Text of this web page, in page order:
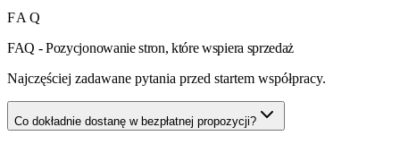
FAQ
FAQ - Pozycjonowanie stron, które wspiera sprzedaż
Najczęściej zadawane pytania przed startem współpracy.
Co dokładnie dostanę w bezpłatnej propozycji?